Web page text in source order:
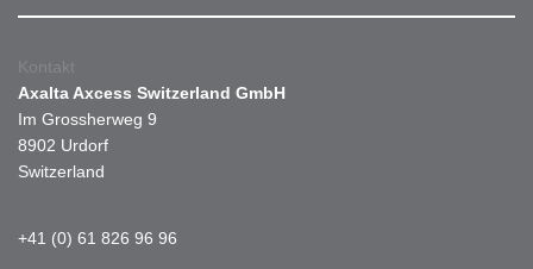
Kontakt
Axalta Axcess Switzerland GmbH
Im Grossherweg 9
8902 Urdorf
Switzerland
+41 (0) 61 826 96 96